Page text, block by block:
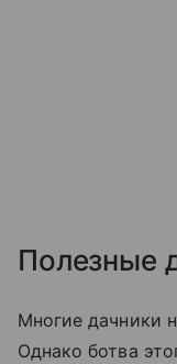
Полезные
Многие дачники
Однако ботва